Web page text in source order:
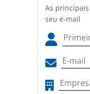
As
seu e-mail